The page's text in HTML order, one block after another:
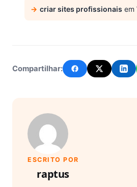
criar sites profissionais em
Compartilhar:
ESCRITO POR
raptus